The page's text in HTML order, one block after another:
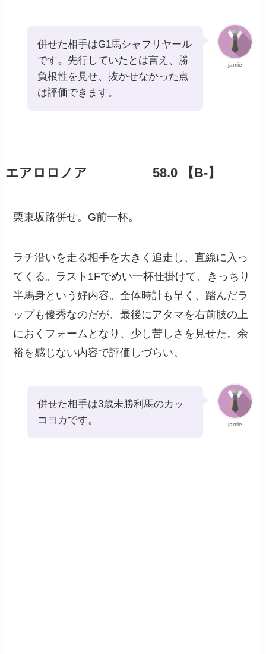
jamie
併せた相手はG1馬シャフリヤール
です。先行していたとは言え、勝
負根性を見せ、抜かせなかった点
は評価できます。
エアロロノア 58.0 【B-】
栗東坂路併せ。G前一杯。
ラチ沿いを走る相手を大きく追走し、直線に入っ
てくる。ラスト1Fでめい一杯仕掛けて、きっちり
半馬身という好内容。全体時計も早く、踏んだラ
ップも優秀なのだが、最後にアタマを右前肢の上
におくフォームとなり、少し苦しさを見せた。余
裕を感じない内容で評価しづらい。
jamie
併せた相手は3歳未勝利馬のカッ
コヨカです。